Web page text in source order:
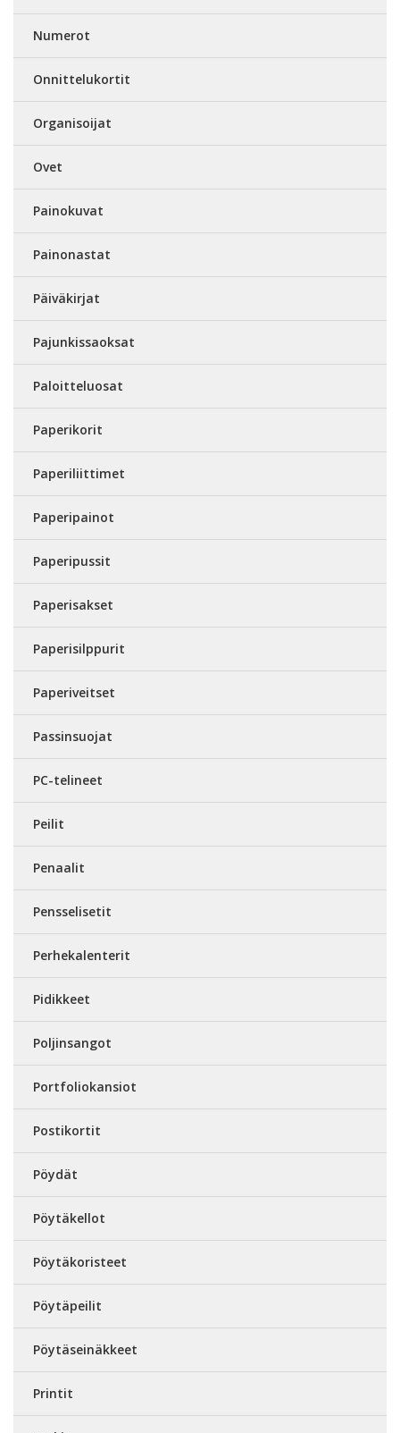
Numerot
Onnittelukortit
Organisoijat
Ovet
Painokuvat
Painonastat
Päiväkirjat
Pajunkissaoksat
Paloitteluosat
Paperikorit
Paperiliittimet
Paperipainot
Paperipussit
Paperisakset
Paperisilppurit
Paperiveitset
Passinsuojat
PC-telineet
Peilit
Penaalit
Pensselisetit
Perhekalenterit
Pidikkeet
Poljinsangot
Portfoliokansiot
Postikortit
Pöydät
Pöytäkellot
Pöytäkoristeet
Pöytäpeilit
Pöytäseinäkkeet
Printit